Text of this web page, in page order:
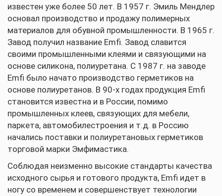
известен уже более 50 лет. В 1957 г. Эмиль Мендлер
основал производство и продажу полимерных
материалов для обувной промышленности. В 1965 г.
Завод получил название Emfi. Завод славится
своими промышленными клеями и связующими на
основе силикона, полиуретана. С 1987 г. на заводе
Emfi было начато производство герметиков на
основе полиуретанов. В 90-х годах продукция Emfi
становится известна и в России, помимо
промышленных клеев, связующих для мебели,
паркета, автомобилестроения и т.д. в Россию
начались поставки и полиуретановых герметиков
торговой марки Эмфимастика.
Соблюдая неизменно высокие стандарты качества
исходного сырья и готового продукта, Emfi идет в
ногу со временем и совершенствует технологии